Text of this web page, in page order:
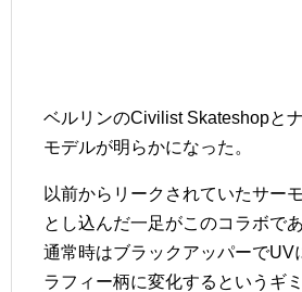
ベルリンのCivilist Skateshopと
モデルが明らかになった。
以前からリークされていたサー
とし込んだ一足がこのコラボで
通常時はブラックアッパーでUV
ラフィー柄に変化するというギ